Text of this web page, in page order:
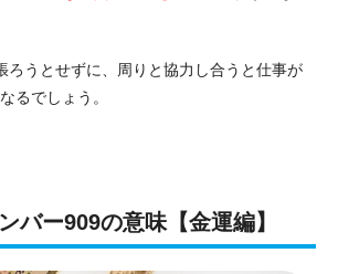
ろうとせずに、周りと協力し合うと仕事が
るでしょう。
バー909の意味【金運編】